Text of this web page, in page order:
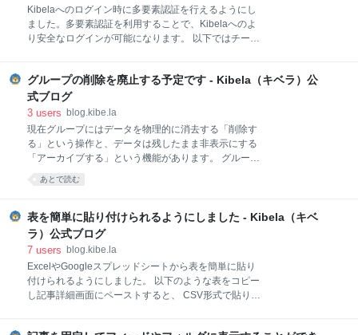
で、ぜひ試用いただきフィードバック等をいただけれ
ば幸いです🙏 よろしくお願いいたします！
Kibelaへのログイン時に多要素認証を行えるようにし
ました。多要素認証を利用することで、Kibelaへのよ
り安全なログインが可能になります。 以下ではチーム
は、こちらのヘルプ「多要素認証（MFA） | Kibela
Docs」をご覧ください。 多要素認証はメニュー内の
「多要素認証」から設定することができます。 Kibela
の多要素認証には「無効」「移行モード」「多要素認
証を必須化する」の三つの状態があります。 「無効」
は多要素認証を要求されない状態です。「移行モー
で、画面に設定を要求するメッセージが表示されま
を行うと「多要素認証を必須化する」設定を選択でき
るようになります。 以下は主な注意点です。 多
グループの削除を廃止する予定です - Kibela（キベラ）公
式ブログ
3 users blog.kibe.la
現在グループにはデータを物理的に消去する「削除す
る」という操作と、データは残したまま非表示にする
「アーカイブする」という機能があります。 グループ
を誤って削除してしまったり、悪意を持って削除され
てしまうことを割けるため、近日中に「削除する」機
変更を予定しております。 （追記: 現在は予定通り
「アーカイブ」のみの提供となっています。） また、
今後グループがアーカイブされた場合は、誰がその操
定です。 なお、リリースの時期は未定ですが、記事に
関しても同様の目的で、物理的な削除を廃止するよう
検討しております。 ご質問やご要望がございました
い！
あとで読む
表を簡単に貼り付けられるようにしました - Kibela（キベ
ラ）公式ブログ
7 users blog.kibe.la
ExcelやGoogleスプレッドシートから表を簡単に貼り
付けられるようにしました。 以下のような表をコピー
し記事詳細画面にペーストすると、 CSV形式で貼り付